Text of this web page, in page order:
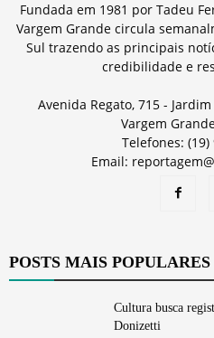
Fundada em 1981 por Tadeu
Vargem Grande circula
Sul trazendo as principais
credibilidade e
Avenida Regato, 715 -
Vargem
Telefones: (19)
Email:
POSTS MAIS POPULARES
Cultura busca
Donizetti